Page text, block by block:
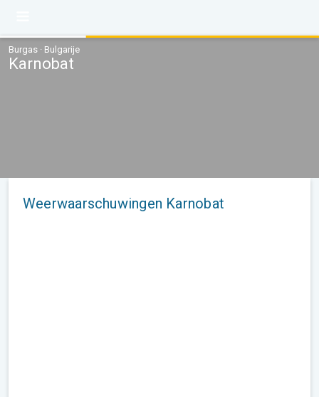
Burgas · Bulgarije
Karnobat
Weerwaarschuwingen Karnobat